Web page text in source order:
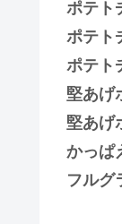
ポテト
ポテト
ポテト
堅あ
堅あげ
かっぱ
フルグ